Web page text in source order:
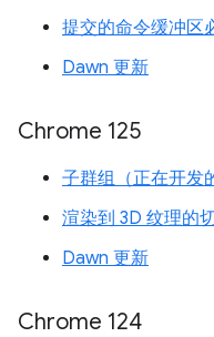
提交的命令缓冲区
Dawn 更新
Chrome 125
子群组（正在开发
渲染到 3D 纹理的
Dawn 更新
Chrome 124